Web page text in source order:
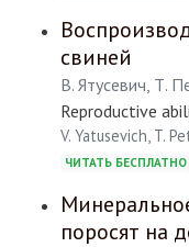
свиней
В. Ятусевич, Т.
Reproductive
V. Yatusevich, T.
ЧИТАТЬ БЕСПЛАТНО
поросят на